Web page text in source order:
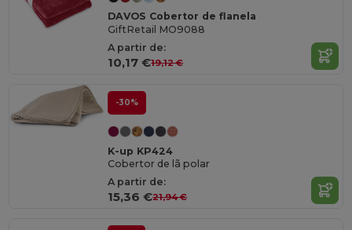
DAVOS Cobertor de flanela
GiftRetail MO9088
A partir de:
10,17 €19,12 €
-30%
K-up KP424
Cobertor de lã polar
A partir de:
15,36 €21,94 €